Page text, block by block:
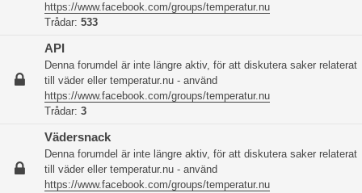
https://www.facebook.com/groups/temperatur.nu
Trådar: 533
API
Denna forumdel är inte längre aktiv, för att diskutera saker relaterat
till väder eller temperatur.nu - använd
https://www.facebook.com/groups/temperatur.nu
Trådar: 3
Vädersnack
Denna forumdel är inte längre aktiv, för att diskutera saker relaterat
till väder eller temperatur.nu - använd
https://www.facebook.com/groups/temperatur.nu